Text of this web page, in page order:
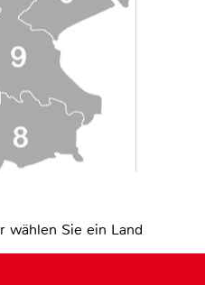
wählen Sie ein Land